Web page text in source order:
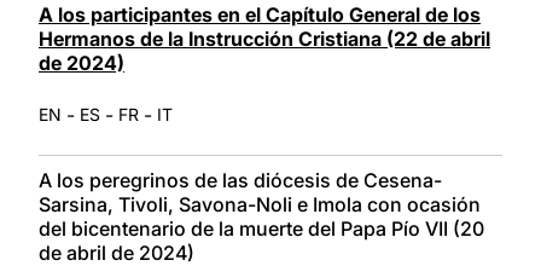
A los participantes en el Capítulo General de los
Hermanos de la Instrucción Cristiana (22 de abril
de 2024)
EN - ES - FR - IT
A los peregrinos de las diócesis de Cesena-
Sarsina, Tivoli, Savona-Noli e Imola con ocasión
del bicentenario de la muerte del Papa Pío VII (20
de abril de 2024)